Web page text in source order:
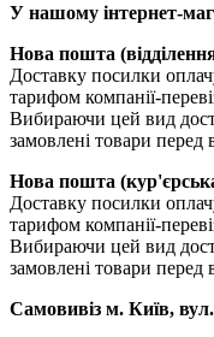
У нашому інтернет-
Нова пошта
Доставку посилки
тарифом компанії-
Вибираючи цей вид
замовлені товари перед
Нова пошта
Доставку посилки
тарифом компанії-
Вибираючи цей вид
замовлені товари перед
Самовивіз м. Київ,